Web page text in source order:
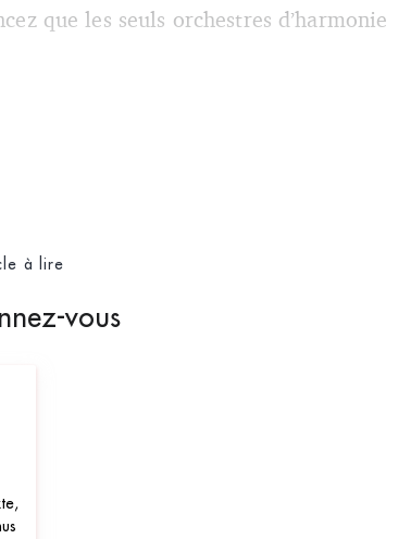
que les seuls orchestres d’harmonie
à lire
vous